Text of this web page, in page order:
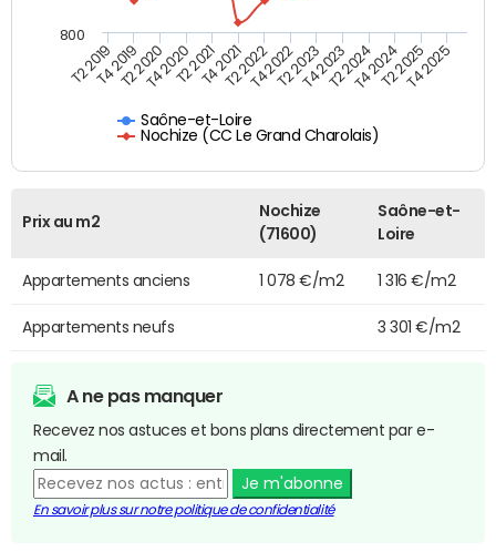
Saône-et-Loire
Nochize (CC Le Grand Charolais)
T2 2019T4 2019T2 2020T4 2020T2 2021T4 2021T2 2022T4 2022T2 2023T4 2023T2 2024T4 2024T2 2025T4 2025
800
Prix au m2
Nochize
(71600)
Saône-et-
Loire
Appartements anciens 1 078 €/m2 1 316 €/m2
Appartements neufs 3 301 €/m2
A ne pas manquer
Recevez nos astuces et bons plans directement par e-
mail.
Je m'abonne
En savoir plus sur notre politique de confidentialité